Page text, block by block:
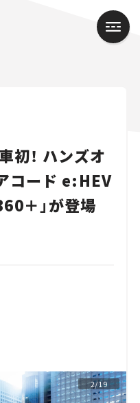
初！ ハンズオ
コード e:HEV
＋」が登場
2/19